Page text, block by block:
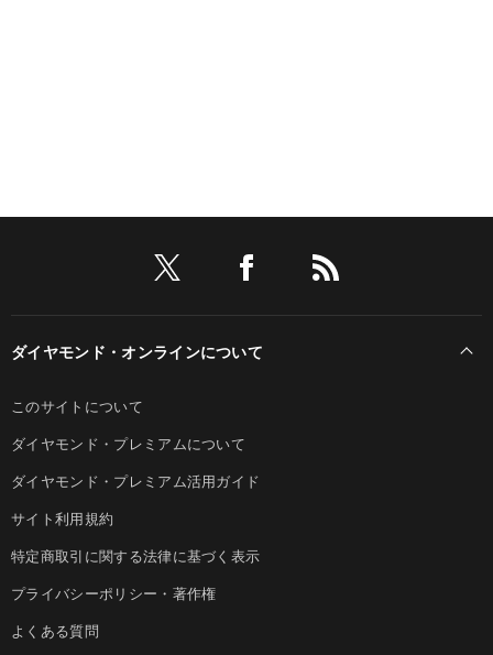
ダイヤモンド・オンラインについて
このサイトについて
ダイヤモンド・プレミアムについて
ダイヤモンド・プレミアム活用ガイド
サイト利用規約
特定商取引に関する法律に基づく表示
プライバシーポリシー・著作権
よくある質問